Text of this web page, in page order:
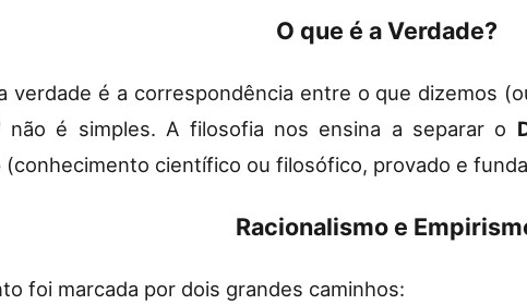
O que é a Verdade?
verdade é a correspondência entre o que dizemos
não é simples. A filosofia nos ensina a separar o
(conhecimento científico ou filosófico, provado e
Racionalismo e
foi marcada por dois grandes caminhos: